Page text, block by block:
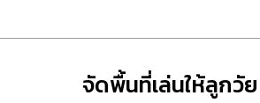
จัดพื้นที่เล่นให้ลูกวั